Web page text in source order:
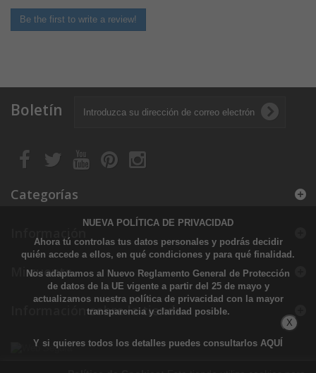
Be the first to write a review!
Boletín
Categorías
Información
Mi cuenta
Información sobre la tienda
NUEVA POLÍTICA DE PRIVACIDAD
Ahora tú controlas tus datos personales y podrás decidir
quién accede a ellos, en qué condiciones y para qué finalidad.
Nos adaptamos al Nuevo Reglamento General de Protección
de datos de la UE vigente a partir del 25 de mayo y
actualizamos nuestra política de privacidad con la mayor
transparencia y claridad posible.
Y si quieres todos los detalles puedes consultarlos AQUÍ
X